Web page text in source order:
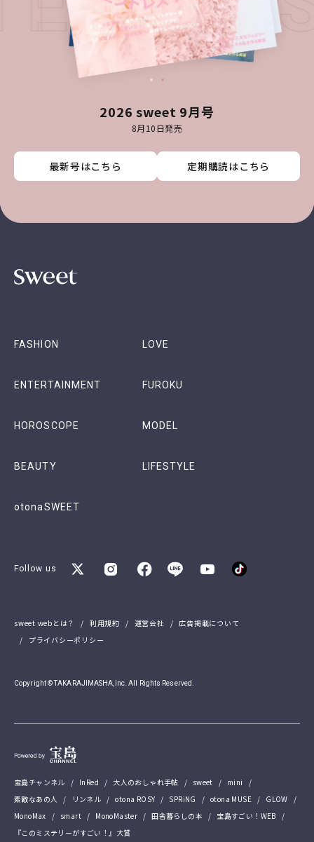
2026 sweet 9月号
8月10日発売
最新号はこちら 定期購読はこちら
最新号はこちら 定期購読はこちら
最新号はこちら 定期購読はこちら
最新号はこちら 定期購読はこちら
FASHION LOVE
ENTERTAINMENT FUROKU
HOROSCOPE MODEL
BEAUTY LIFESTYLE
otonaSWEET
Follow us
sweet webとは？ 利用規約 運営会社
広告掲載について
プライバシーポリシー
Copyright © TAKARAJIMASHA,Inc. All Rights Reserved.
宝島チャンネル InRed 大人のおしゃれ手帖 sweet
mini
素敵なあの人
リンネル otona ROSY SPRiNG otona MUSE
GLOW
MonoMax
smart MonoMaster 田舎暮らしの本
宝島すごい！WEB
『このミステリーがすごい！』大賞